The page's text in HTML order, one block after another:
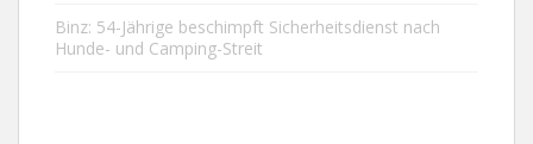
Binz: 54-Jährige beschimpft Sicherheitsdienst nach
Hunde- und Camping-Streit